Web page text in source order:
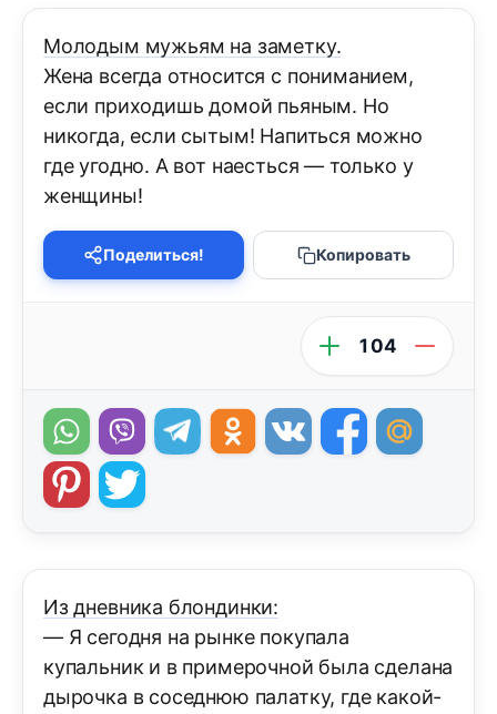
Молодым мужьям на заметку.
Жена всегда относится с пониманием,
если приходишь домой пьяным. Но
никогда, если сытым! Напиться можно
где угодно. А вот наесться — только у
женщины!
Поделиться! Копировать
104
Из дневника блондинки:
— Я сегодня на рынке покупала
купальник и в примерочной была сделана
дырочка в соседнюю палатку, где какой-